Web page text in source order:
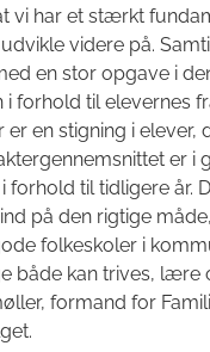
vi har et stærkt
videre på.
en stor opgave i
i forhold til elevernes
en stigning i elever,
er i
forhold til tidligere år.
på den rigtige
folkeskoler i
både kan trives, lære
formand for